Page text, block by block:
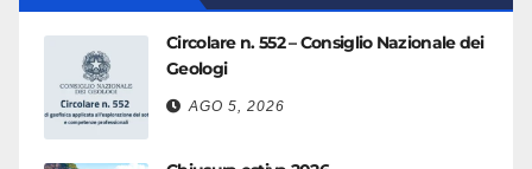
Circolare n. 552 – Consiglio Nazionale dei
Geologi
AGO 5, 2026